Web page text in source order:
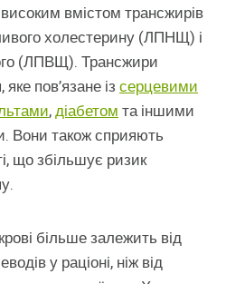
вмістом трансжирів
холестерину (ЛПНЩ) і
(ЛПВЩ). Трансжири
пов’язане із серцевими
,діабетом та іншими
Вони також сприяють
що збільшує ризик
більше залежить від
у раціоні, ніж від